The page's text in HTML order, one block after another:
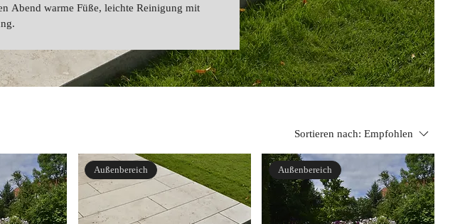
Abend warme Füße, leichte Reinigung mit
Sortieren nach: Empfohlen
Außenbereich Außenbereich